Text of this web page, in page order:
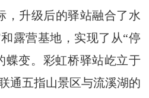
，升级后的驿站融合了水
露营基地，实现了从“停
蝶变。彩虹桥驿站屹立于
通五指山景区与流溪湖的